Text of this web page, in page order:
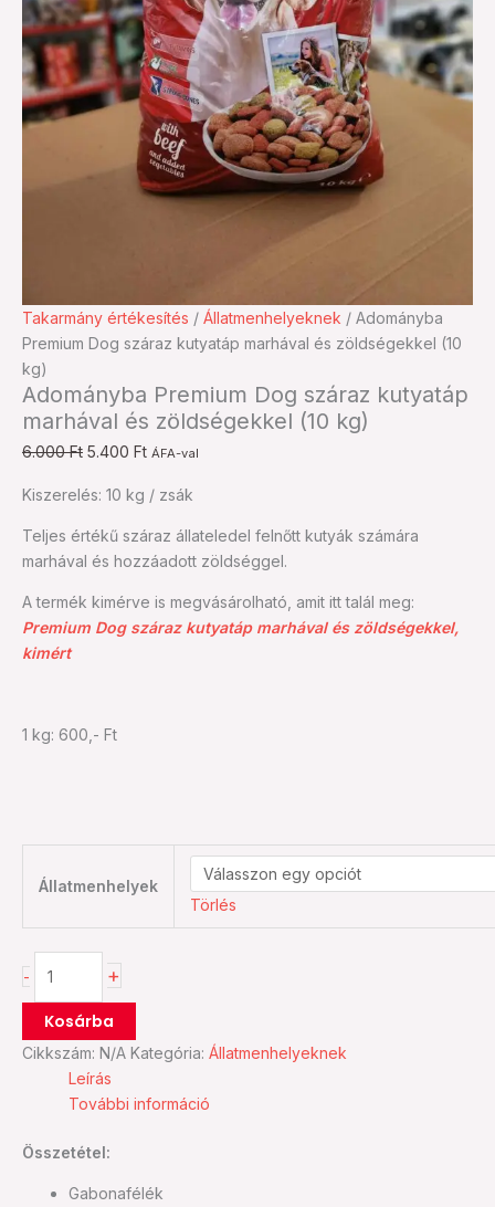
Takarmány értékesítés / Állatmenhelyeknek / Adományba
Premium Dog száraz kutyatáp marhával és zöldségekkel (10
kg)
Adományba Premium Dog száraz kutyatáp
marhával és zöldségekkel (10 kg)
6.000Ft
Original
price
6.000 Ft.
5.400 Ft
Current
price
5.400 Ft.
ÁFA-val
Kiszerelés: 10 kg / zsák
Teljes értékű száraz állateledel felnőtt kutyák számára
marhával és hozzáadott zöldséggel.
A termék kimérve is megvásárolható, amit itt talál meg:
Premium Dog száraz kutyatáp marhával és zöldségekkel,
kimért
1 kg: 600,- Ft
Állatmenhelyek
Törlés
-
Adományba
Premium
Dog
száraz
kutyatáp
marhával
zöldségekkel
kg)
mennyiség
+
Kosárba
Cikkszám: N/A Kategória: Állatmenhelyeknek
Leírás
További információ
Összetétel:
Gabonafélék